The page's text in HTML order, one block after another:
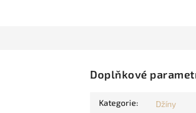
Doplňkové
Kategorie: Džíny